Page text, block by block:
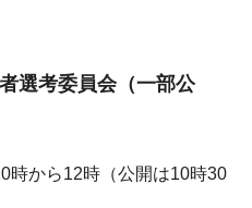
選考委員会（一部公
から12時（公開は10時30